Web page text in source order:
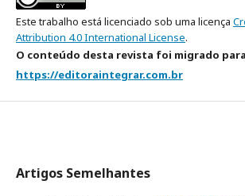
Este trabalho está licenciado sob uma licença
Attribution 4.0 International License.
O conteúdo desta revista foi migrado para
https://editoraintegrar.com.br
Artigos Semelhantes